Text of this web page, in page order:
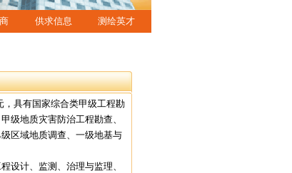
供求信息 测绘英才
具有国家综合类甲级工程勘
级地质灾害防治工程勘查、
区域地质调查、一级地基与
计、监测、治理与监理、